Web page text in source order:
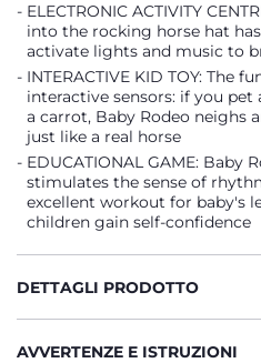
ELECTRONIC ACTIVITY
into the rocking horse hat
activate lights and music to
INTERACTIVE KID TOY: The
interactive sensors: if you
a carrot, Baby Rodeo neighs
just like a real horse
EDUCATIONAL GAME: Baby
stimulates the sense of
excellent workout for baby's
children gain self-confidence
DETTAGLI PRODOTTO
AVVERTENZE E ISTRUZIONI